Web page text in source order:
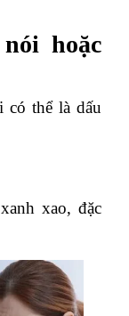
hoặc
có thể là dấu
xao, đặc